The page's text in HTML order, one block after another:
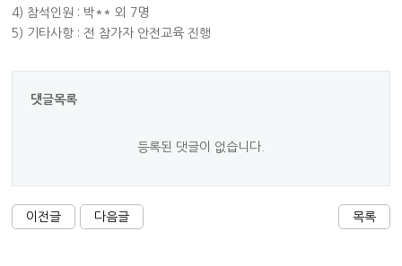
4) 참석인원 : 박** 외 7명
5) 기타사항 : 전 참가자 안전교육 진행
댓글목록
등록된 댓글이 없습니다.
이전글 다음글 목록